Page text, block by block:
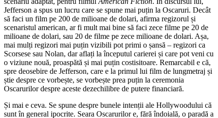
Jefferson a spus un lucru care se spune mai puțin la Oscaruri. Decât
să faci un film pe 200 de milioane de dolari, afirma regizorul și
scenaristul american, ar fi mult mai bine să faci zece filme pe 20 de
milioane de dolari, sau 20 de filme pe zece milioane de dolari. Așa,
mai mulți regizori mai puțin vizibili pot primi o șansă – regizori ca
Scorsese sau Nolan, dar aflați la începutul carierei și care pot veni cu
o viziune nouă, proaspătă și mai puțin costisitoare. Remarcabil e că,
spre deosebire de Jefferson, care e la primul lui film de lungmetraj și
știe despre ce vorbește, se vorbește prea puțin la ceremonia
Oscarurilor despre aceste dezechilibre de putere financiară.
Și mai e ceva. Se spune despre bunele intenții ale Hollywoodului că
sunt în general ipocrite. Seara Oscarurilor e, fără îndoială, o paradă a